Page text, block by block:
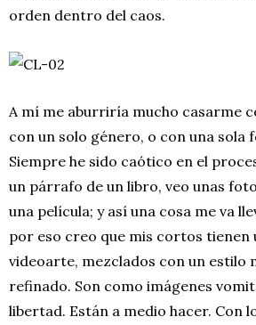
orden dentro del caos.
A mí me aburriría mucho casarme
con un solo género, o con una sola
Siempre he sido caótico en el
un párrafo de un libro, veo unas
una película; y así una cosa me va
por eso creo que mis cortos tienen
videoarte, mezclados con un estilo
refinado. Son como imágenes
libertad. Están a medio hacer. Con